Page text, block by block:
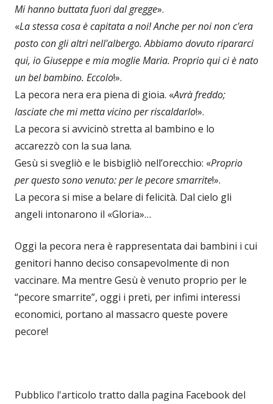
Mi hanno buttata fuori dal gregge».
«La stessa cosa è capitata a noi! Anche per noi non c'era
posto con gli altri nell'albergo. Abbiamo dovuto ripararci
qui, io Giuseppe e mia moglie Maria. Proprio qui ci è nato
un bel bambino. Eccolo!».
La pecora nera era piena di gioia. «Avrà freddo;
lasciate che mi metta vicino per riscaldarlo!».
La pecora si avvicinò stretta al bambino e lo
accarezzò con la sua lana.
Gesù si svegliò e le bisbigliò nell’orecchio: «Proprio
per questo sono venuto: per le pecore smarrite!».
La pecora si mise a belare di felicità. Dal cielo gli
angeli intonarono il «Gloria»…
Oggi la pecora nera è rappresentata dai bambini i cui
genitori hanno deciso consapevolmente di non
vaccinare. Ma mentre Gesù è venuto proprio per le
“pecore smarrite”, oggi i preti, per infimi interessi
economici, portano al massacro queste povere
pecore!
Pubblico l'articolo tratto dalla pagina Facebook del